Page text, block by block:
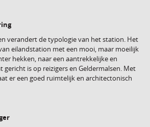
verandert de typologie van het station. Het
eilandstation met een mooi, maar moeilijk
hekken, naar een aantrekkelijke en
is op reizigers en Geldermalsen. Met
er een goed ruimtelijk en architectonisch